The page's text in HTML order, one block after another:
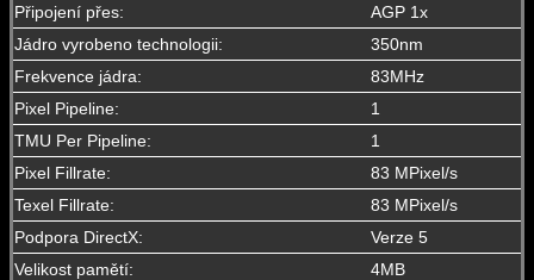
Připojení přes:
AGP 1x
Jádro vyrobeno technologii:
350nm
Frekvence jádra:
83MHz
Pixel Pipeline:
1
TMU Per Pipeline:
1
Pixel Fillrate:
83 MPixel/s
Texel Fillrate:
83 MPixel/s
Podpora DirectX:
Verze 5
Velikost pamětí:
4MB